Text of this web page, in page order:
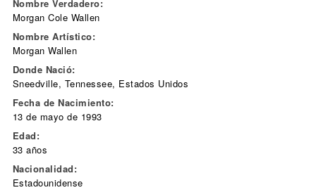
Nombre Verdadero:
Morgan Cole Wallen
Nombre Artístico:
Morgan Wallen
Donde Nació:
Sneedville, Tennessee, Estados Unidos
Fecha de Nacimiento:
13 de mayo de 1993
Edad:
33 años
Nacionalidad:
Estadounidense